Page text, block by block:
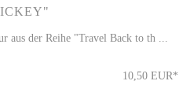
aus der Reihe "Travel Back to th ...
10,50 EUR*